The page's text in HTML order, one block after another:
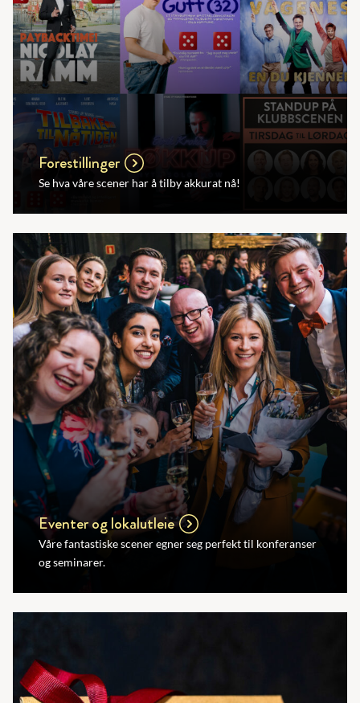
Forestillinger
Se hva våre scener har å tilby akkurat nå!
Eventer og lokalutleie
Våre fantastiske scener egner seg perfekt til konferanser
og seminarer.